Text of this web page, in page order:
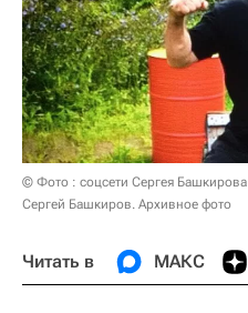
© Фото : соцсети Сергея Башкирова
Сергей Башкиров. Архивное фото
Читать в МАКС